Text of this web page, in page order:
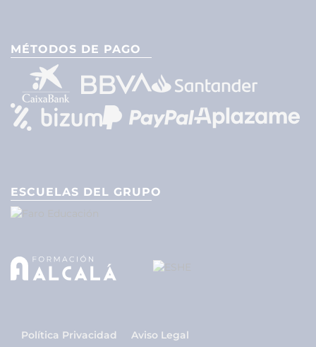
MÉTODOS DE PAGO
ESCUELAS DEL GRUPO
Política Privacidad Aviso Legal